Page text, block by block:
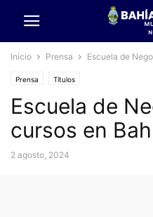
Inicio Prensa Escuela de
Prensa Títulos
Escuela de
cursos en
2 agosto, 2024